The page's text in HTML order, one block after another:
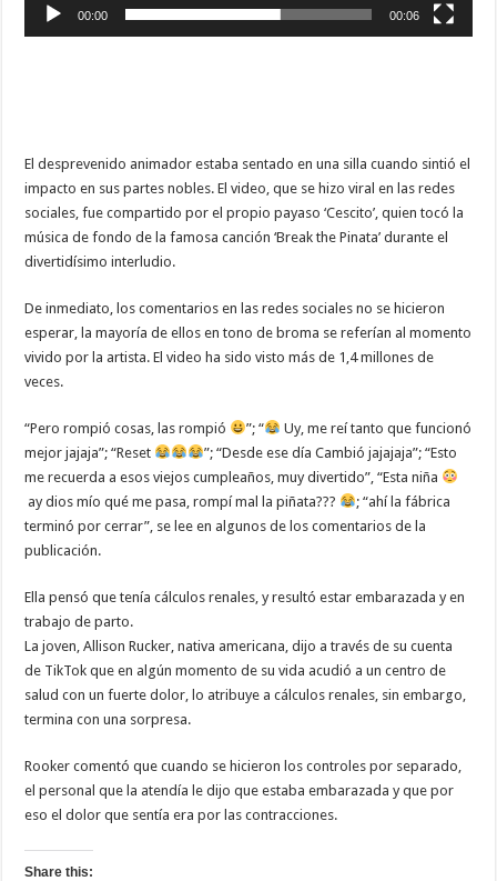
00:00 00:06
El desprevenido animador estaba sentado en una silla cuando sintió el
impacto en sus partes nobles. El video, que se hizo viral en las redes
sociales, fue compartido por el propio payaso ‘Cescito’, quien tocó la
música de fondo de la famosa canción ‘Break the Pinata’ durante el
divertidísimo interludio.
De inmediato, los comentarios en las redes sociales no se hicieron
esperar, la mayoría de ellos en tono de broma se referían al momento
vivido por la artista. El video ha sido visto más de 1,4 millones de
veces.
“Pero rompió cosas, las rompió ”; “
Uy, me reí tanto que funcionó
mejor jajaja”; “Reset
”; “Desde ese día Cambió jajajaja”; “Esto
me recuerda a esos viejos cumpleaños, muy divertido”, “Esta niña
ay dios mío qué me pasa, rompí mal la piñata???
; “ahí la fábrica
terminó por cerrar”, se lee en algunos de los comentarios de la
publicación.
Ella pensó que tenía cálculos renales, y resultó estar embarazada y en
trabajo de parto.
La joven, Allison Rucker, nativa americana, dijo a través de su cuenta
de TikTok que en algún momento de su vida acudió a un centro de
salud con un fuerte dolor, lo atribuye a cálculos renales, sin embargo,
termina con una sorpresa.
Rooker comentó que cuando se hicieron los controles por separado,
el personal que la atendía le dijo que estaba embarazada y que por
eso el dolor que sentía era por las contracciones.
Share this: